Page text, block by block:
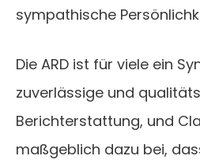
sympathische
Die ARD ist für viele ein
zuverlässige und
Berichterstattung, und
maßgeblich dazu bei,